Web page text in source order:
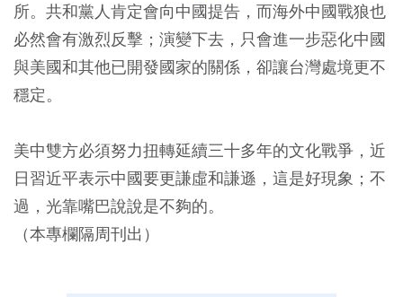
所。共和黨人肯定會向中國提告，而海外中國戰狼也
必然會有激烈反擊；演變下去，只會進一步惡化中國
與美國和其他已開發國家的關係，卻讓台灣處境更不
穩定。
美中雙方必須努力扭轉延續三十多年的文化戰爭，近
日習近平表示中國要更謙虛和謙遜，這是好現象；不
過，光靠嘴巴說說是不夠的。
（本專欄隔周刊出）